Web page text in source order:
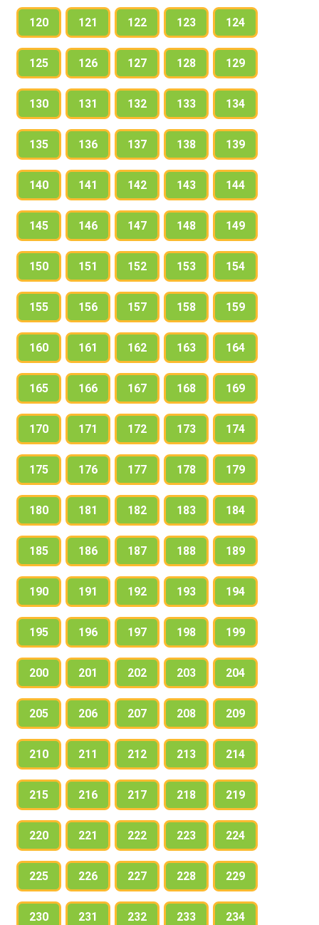
120 121 122 123 124
125 126 127 128 129
130 131 132 133 134
135 136 137 138 139
140 141 142 143 144
145 146 147 148 149
150 151 152 153 154
155 156 157 158 159
160 161 162 163 164
165 166 167 168 169
170 171 172 173 174
175 176 177 178 179
180 181 182 183 184
185 186 187 188 189
190 191 192 193 194
195 196 197 198 199
200 201 202 203 204
205 206 207 208 209
210 211 212 213 214
215 216 217 218 219
220 221 222 223 224
225 226 227 228 229
230 231 232 233 234